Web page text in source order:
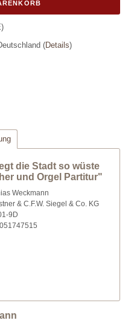
(Details)
die Stadt so wüste
und Orgel Partitur"
Weckmann
& C.F.W. Siegel & Co. KG
9D